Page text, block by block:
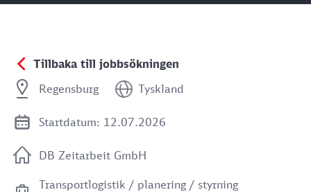
Tillbaka till jobbsökningen
Regensburg
Tyskland
Startdatum: 12.07.2026
DB Zeitarbeit GmbH
Transportlogistik / planering / styrning